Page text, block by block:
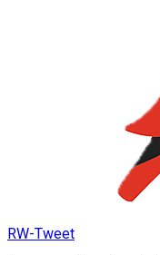
RW-Tweet